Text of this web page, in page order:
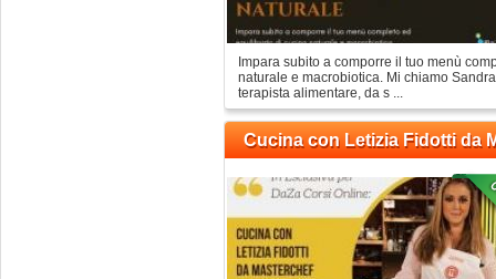
Impara subito a comporre il tuo menù
naturale e macrobiotica. Mi chiamo
terapista alimentare, da s ...
Cucina con Letizia Fidotti da